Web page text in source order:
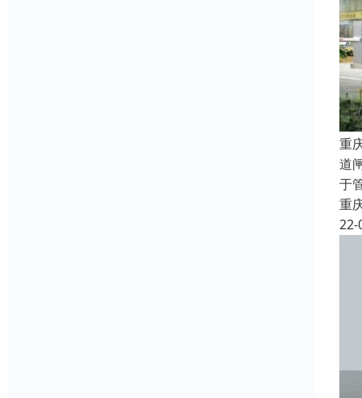
重
道
于
重
22-